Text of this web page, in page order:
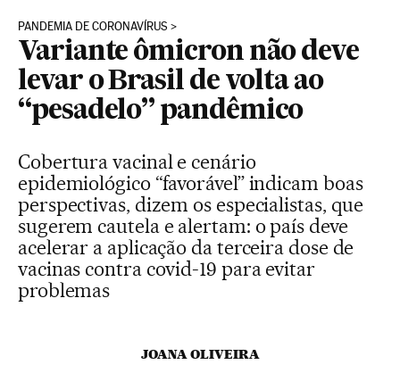
PANDEMIA DE CORONAVÍRUS
Variante ômicron não deve
levar o Brasil de volta ao
“pesadelo” pandêmico
Cobertura vacinal e cenário
epidemiológico “favorável” indicam boas
perspectivas, dizem os especialistas, que
sugerem cautela e alertam: o país deve
acelerar a aplicação da terceira dose de
vacinas contra covid-19 para evitar
problemas
JOANA OLIVEIRA